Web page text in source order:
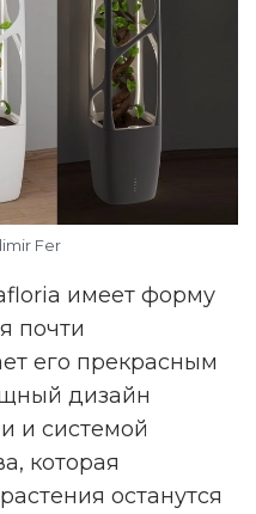
Fer
имеет форму
почти
его прекрасным
дизайн
и системой
которая
останутся